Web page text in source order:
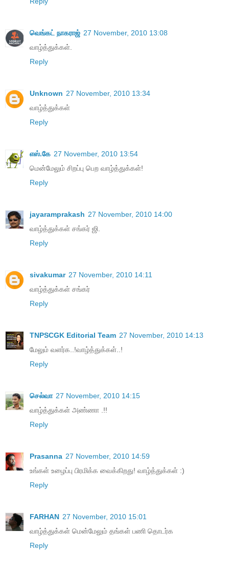
வெங்கட் நாகராஜ் 27 November, 2010 13:08
வாழ்த்துக்கள்.
Reply
Unknown 27 November, 2010 13:34
வாழ்த்துக்கள்
Reply
எஸ்.கே 27 November, 2010 13:54
மென்மேலும் சிறப்பு பெற வாழ்த்துக்கள்!
Reply
jayaramprakash 27 November, 2010 14:00
வாழ்த்துக்கள் சங்கர் ஜி.
Reply
sivakumar 27 November, 2010 14:11
வாழ்த்துக்கள் சங்கர்
Reply
TNPSCGK Editorial Team 27 November, 2010 14:13
மேலும் வளர்க..!வாழ்த்துக்கள்..!
Reply
செல்வா 27 November, 2010 14:15
வாழ்த்துக்கள் அண்ணா .!!
Reply
Prasanna 27 November, 2010 14:59
உங்கள் உழைப்பு பிரமிக்க வைக்கிறது! வாழ்த்துக்கள் :)
Reply
FARHAN 27 November, 2010 15:01
வாழ்த்துக்கள் மென்மேலும் தங்கள் பணி தொடர்க
Reply